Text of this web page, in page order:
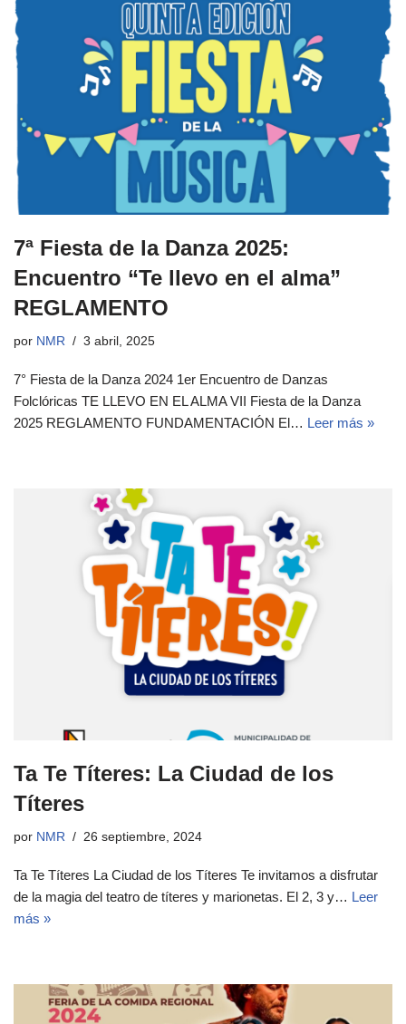
7ª Fiesta de la Danza 2025:
Encuentro “Te llevo en el alma”
REGLAMENTO
por NMR 3 abril, 2025
7° Fiesta de la Danza 2024 1er Encuentro de Danzas
Folclóricas TE LLEVO EN EL ALMA VII Fiesta de la Danza
2025 REGLAMENTO FUNDAMENTACIÓN El… Leer más »
Ta Te Títeres: La Ciudad de los
Títeres
por NMR 26 septiembre, 2024
Ta Te Títeres La Ciudad de los Títeres Te invitamos a disfrutar
de la magia del teatro de títeres y marionetas. El 2, 3 y… Leer
más »